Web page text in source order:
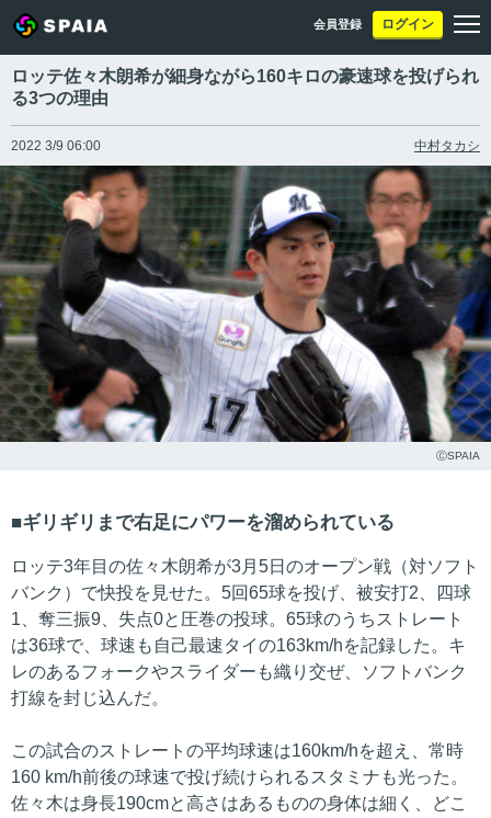
会員登録 ログイン
ロッテ佐々木朗希が細身ながら160キロの豪速球を投げられ
る3つの理由
2022 3/9 06:00 中村タカシ
ⒸSPAIA
ギリギリまで右足にパワーを溜められている
ロッテ3年目の佐々木朗希が3月5日のオープン戦（対ソフト
バンク）で快投を見せた。5回65球を投げ、被安打2、四球
1、奪三振9、失点0と圧巻の投球。65球のうちストレート
は36球で、球速も自己最速タイの163km/hを記録した。キ
レのあるフォークやスライダーも織り交ぜ、ソフトバンク
打線を封じ込んだ。
この試合のストレートの平均球速は160km/hを超え、常時
160 km/h前後の球速で投げ続けられるスタミナも光った。
佐々木は身長190cmと高さはあるものの身体は細く、どこ